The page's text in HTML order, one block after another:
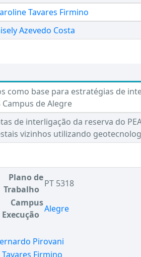
Tavares Firmino
Azevedo Costa
como base para estratégias de
de Alegre
de interligação da reserva do
vizinhos utilizando
Plano de
Trabalho
PT 5318
Campus
Execução
Alegre
Pirovani
Firmino